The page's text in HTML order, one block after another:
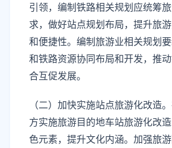
引领，编制铁路相关规划应统筹
求，做好站点规划布局，提升旅
和便捷性。编制旅游业相关规划
和铁路资源协同布局和开发，推
合互促发展。
（二）加快实施站点旅游化改造
方实施旅游目的地车站旅游化改
色元素，提升文化内涵。加强旅